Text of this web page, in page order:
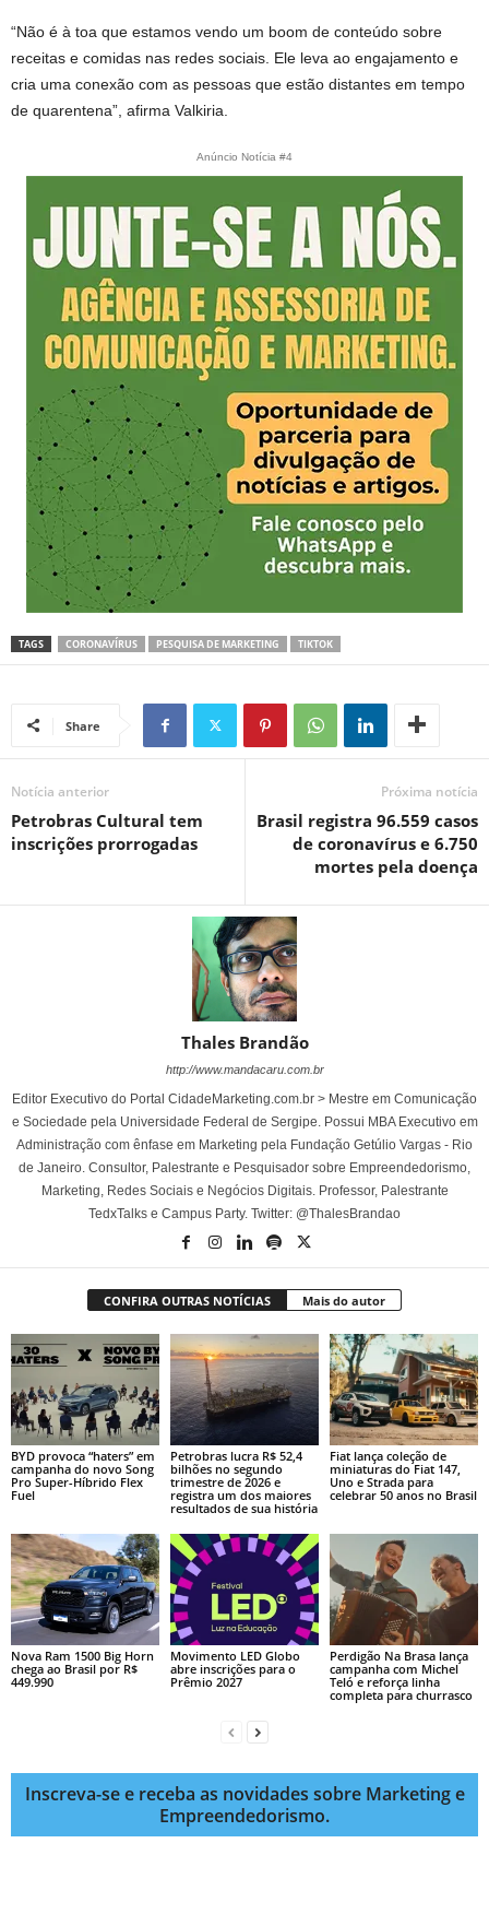
“Não é à toa que estamos vendo um boom de conteúdo sobre
receitas e comidas nas redes sociais. Ele leva ao engajamento e
cria uma conexão com as pessoas que estão distantes em tempo
de quarentena”, afirma Valkiria.
Anúncio Notícia #4
TAGS CORONAVÍRUS PESQUISA DE MARKETING TIKTOK
Share
Notícia anterior
Petrobras Cultural tem
inscrições prorrogadas
Próxima notícia
Brasil registra 96.559 casos
de coronavírus e 6.750
mortes pela doença
Thales Brandão
http://www.mandacaru.com.br
Editor Executivo do Portal CidadeMarketing.com.br > Mestre em Comunicação
e Sociedade pela Universidade Federal de Sergipe. Possui MBA Executivo em
Administração com ênfase em Marketing pela Fundação Getúlio Vargas - Rio
de Janeiro. Consultor, Palestrante e Pesquisador sobre Empreendedorismo,
Marketing, Redes Sociais e Negócios Digitais. Professor, Palestrante
TedxTalks e Campus Party. Twitter: @ThalesBrandao
CONFIRA OUTRAS NOTÍCIAS Mais do autor
BYD provoca “haters” em
campanha do novo Song
Pro Super-Híbrido Flex
Fuel
Petrobras lucra R$ 52,4
bilhões no segundo
trimestre de 2026 e
registra um dos maiores
resultados de sua história
Fiat lança coleção de
miniaturas do Fiat 147,
Uno e Strada para
celebrar 50 anos no Brasil
Nova Ram 1500 Big Horn
chega ao Brasil por R$
449.990
Movimento LED Globo
abre inscrições para o
Prêmio 2027
Perdigão Na Brasa lança
campanha com Michel
Teló e reforça linha
completa para churrasco
Inscreva-se e receba as novidades sobre Marketing e
Empreendedorismo.